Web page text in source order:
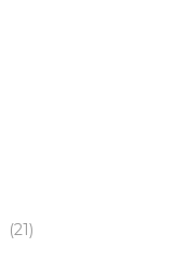
(21)